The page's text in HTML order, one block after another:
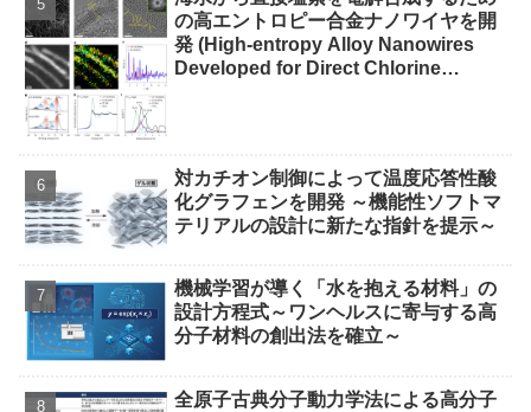
の高エントロピー合金ナノワイヤを開
発 (High-entropy Alloy Nanowires
Developed for Direct Chlorine
対カチオン制御によって温度応答性酸
化グラフェンを開発 ～機能性ソフトマ
テリアルの設計に新たな指針を提示～
機械学習が導く「水を抱える材料」の
設計方程式～ワンヘルスに寄与する高
分子材料の創出法を確立～
全原子古典分子動力学法による高分子